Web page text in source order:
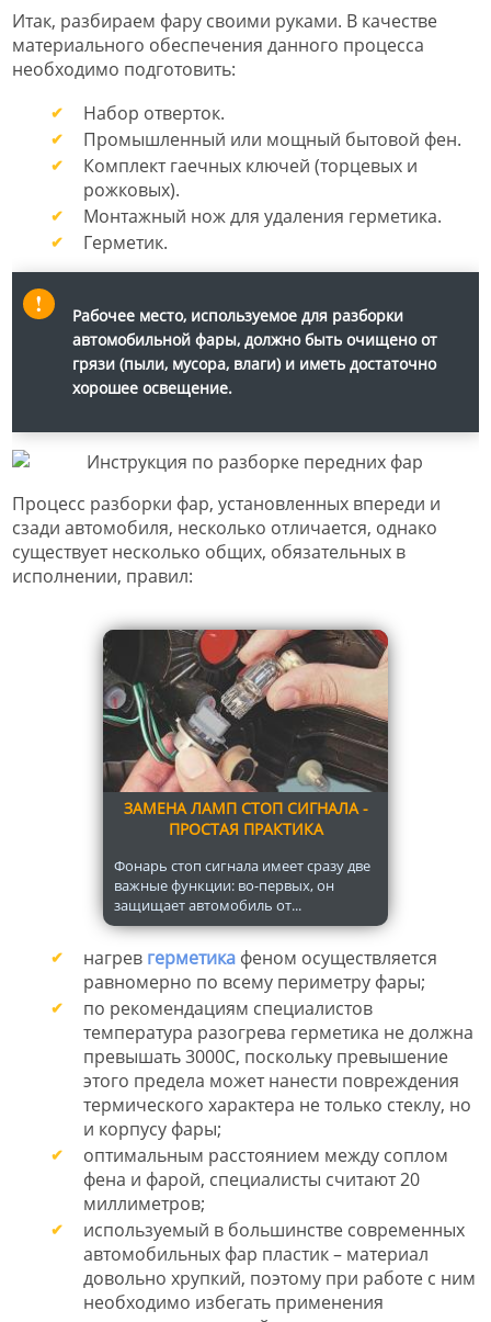
Итак, разбираем фару своими руками. В качестве
материального обеспечения данного процесса
необходимо подготовить:
Набор отверток.
Промышленный или мощный бытовой фен.
Комплект гаечных ключей (торцевых и
рожковых).
Монтажный нож для удаления герметика.
Герметик.
Рабочее место, используемое для разборки
автомобильной фары, должно быть очищено от
грязи (пыли, мусора, влаги) и иметь достаточно
хорошее освещение.
Процесс разборки фар, установленных впереди и
сзади автомобиля, несколько отличается, однако
существует несколько общих, обязательных в
исполнении, правил:
ЗАМЕНА ЛАМП СТОП СИГНАЛА -
ПРОСТАЯ ПРАКТИКА
Фонарь стоп сигнала имеет сразу две
важные функции: во-первых, он
защищает автомобиль от...
нагрев герметика феном осуществляется
равномерно по всему периметру фары;
по рекомендациям специалистов
температура разогрева герметика не должна
превышать 3000С, поскольку превышение
этого предела может нанести повреждения
термического характера не только стеклу, но
и корпусу фары;
оптимальным расстоянием между соплом
фена и фарой, специалисты считают 20
миллиметров;
используемый в большинстве современных
автомобильных фар пластик – материал
довольно хрупкий, поэтому при работе с ним
необходимо избегать применения